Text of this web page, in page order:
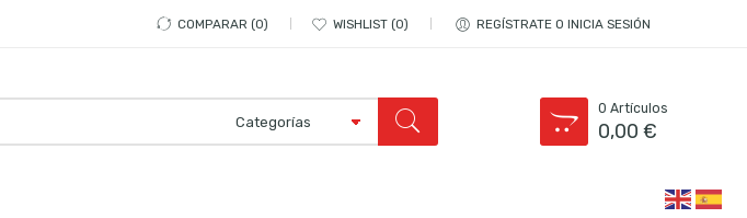
COMPARAR 0 WISHLIST 0 REGÍSTRATE O INICIA SESIÓN
0 Artículos
0,00€